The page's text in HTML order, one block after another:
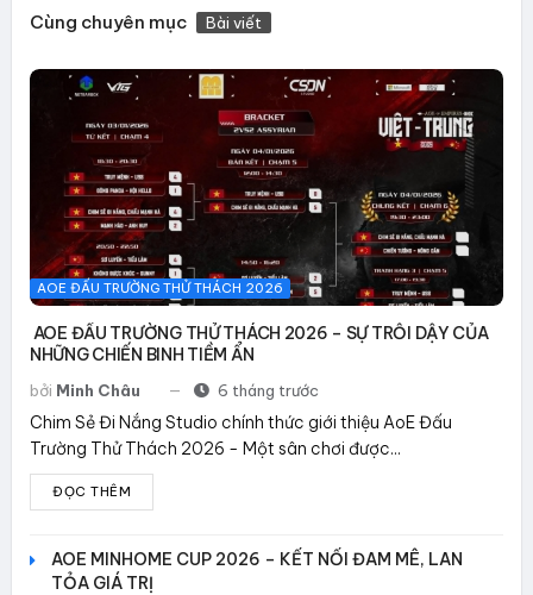
Cùng chuyên mục Bài viết
AOE ĐẤU TRƯỜNG THỬ THÁCH 2026
AOE ĐẤU TRƯỜNG THỬ THÁCH 2026 – SỰ TRỖI DẬY CỦA
NHỮNG CHIẾN BINH TIỀM ẨN
bởi Minh Châu 6 tháng trước
Chim Sẻ Đi Nắng Studio chính thức giới thiệu AoE Đấu
Trường Thử Thách 2026 - Một sân chơi được...
ĐỌC THÊM
AOE MINHOME CUP 2026 – KẾT NỐI ĐAM MÊ, LAN
TỎA GIÁ TRỊ